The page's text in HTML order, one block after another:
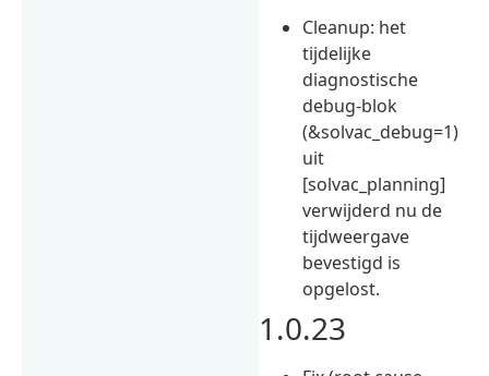
Cleanup: het
tijdelijke
diagnostische
debug-blok
(&solvac_debug=1)
uit
[solvac_planning]
verwijderd nu de
tijdweergave
bevestigd is
opgelost.
1.0.23